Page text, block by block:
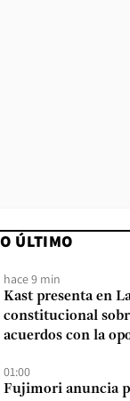
ÚLTIMO
hace 9 min
Kast presenta en
constitucional
acuerdos con la
01:00
Fujimori anuncia